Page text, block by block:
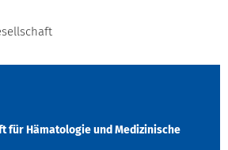
für Hämatologie und Medizinische